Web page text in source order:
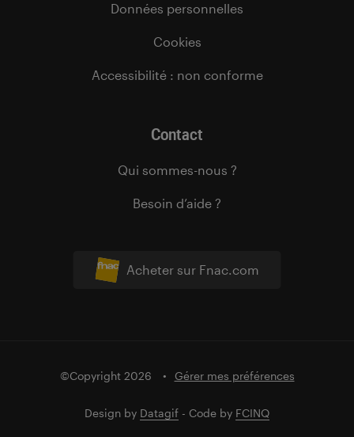
Acheter sur Fnac.com
Données personnelles
Cookies
Accessibilité : non conforme
Contact
Qui sommes-nous ?
Besoin d’aide ?
©Copyright 2026 Gérer mes préférences
Design by Datagif - Code by FCINQ